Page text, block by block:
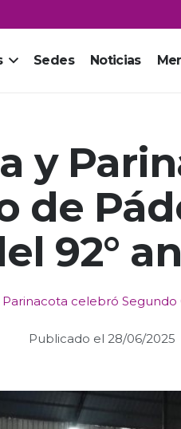
Sedes Noticias
y
de
92°
Parinacota celebró
Publicado el28/06/2025